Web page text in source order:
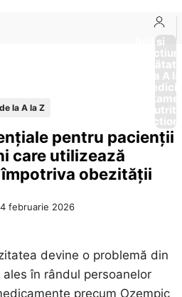
Boli si
Afectiuni
Sănătate
de la A
la A la Z
pentru pacienții
care utilizează
obezității
februarie 2026
devine o problemă din
în rândul persoanelor
precum Ozempic